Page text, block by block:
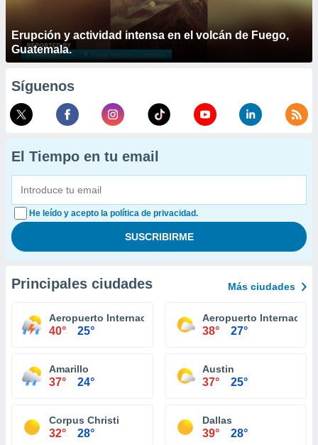
Erupción y actividad intensa en el volcán de Fuego,
Guatemala.
Síguenos
El Tiempo en tu email
He leído y acepto la política de privacidad.
Principales ciudades Más ciudades
Aeropuerto Internacional El Paso
40° 25°
Aeropuerto
38° 27°
Amarillo
37° 24°
Austin
37° 25°
Corpus Christi
32° 28°
Dallas
39° 28°